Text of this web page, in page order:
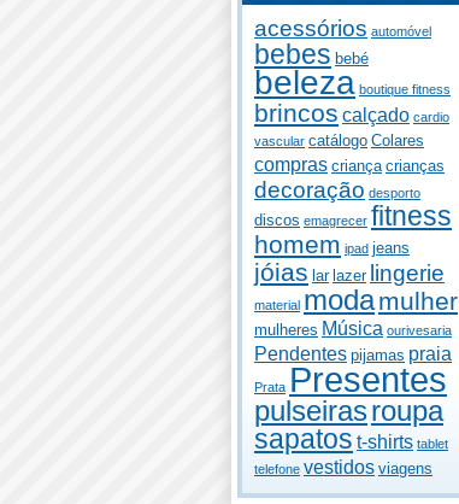
acessórios automóvel
bebes bebé
beleza boutique fitness
brincos calçado cardio
vascular catálogo Colares
compras criança crianças
decoração desporto
discos emagrecer fitness
homem ipad jeans
jóias lar lazer lingerie
material modamulher
mulheres Música ourivesaria
Pendentes pijamas praia
Prata Presentes
pulseirasroupa
sapatos t-shirts tablet
telefone vestidos viagens